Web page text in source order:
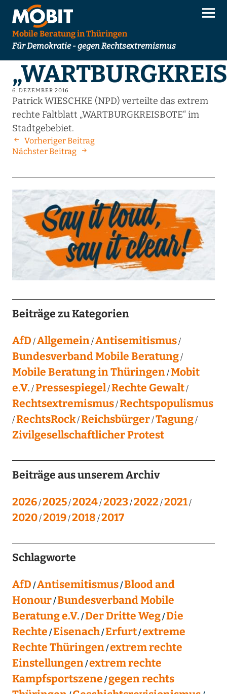
Mobile Beratung in Thüringen
Für Demokratie - gegen Rechtsextremismus
6. DEZEMBER 2016
Patrick WIESCHKE (NPD) verteilte das extrem
rechte Faltblatt „WARTBURGKREISBOTE“ im
Stadtgebebiet.
Vorheriger Beitrag
Nächster Beitrag
Beiträge zu Kategorien
AfD Allgemein Antisemitismus
Bundesverband Mobile Beratung
Mobile Beratung in Thüringen Mobit
e.V. Pressespiegel Rechte Gewalt
Rechtsextremismus Rechtspopulismus
RechtsRock Reichsbürger Tagung
Zivilgesellschaftlicher Protest
Beiträge aus unserem Archiv
2026 2025 2024 2023 2022 2021
2020 2019 2018 2017
Schlagworte
AfD Antisemitismus Blood and
Honour Bundesverband Mobile
Beratung e.V. Der Dritte Weg Die
Rechte Eisenach Erfurt extreme
Rechte Thüringen extrem rechte
Einstellungen extrem rechte
Kampfsportszene gegen rechts